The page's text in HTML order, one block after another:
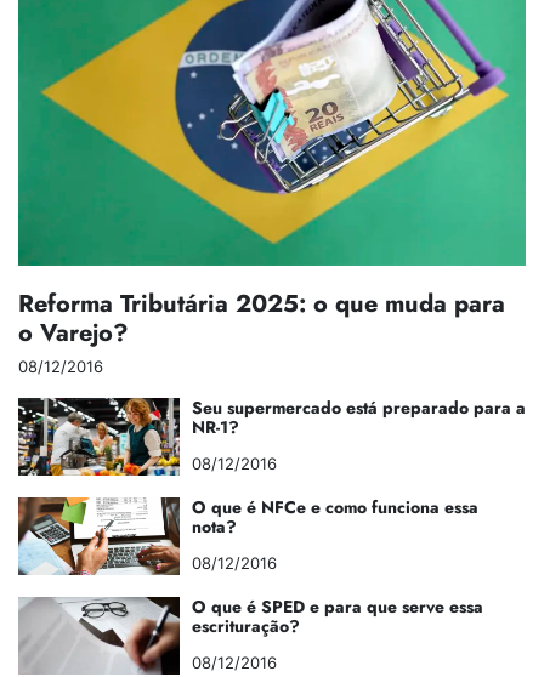
Reforma Tributária 2025: o que muda para
o Varejo?
08/12/2016
Seu supermercado está preparado para a
NR-1?
08/12/2016
O que é NFCe e como funciona essa
nota?
08/12/2016
O que é SPED e para que serve essa
escrituração?
08/12/2016